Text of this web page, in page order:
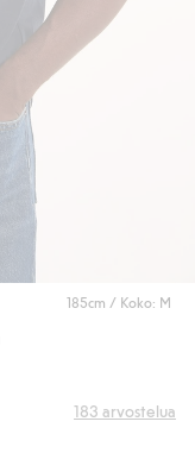
185cm / Koko: M
183 arvostelua